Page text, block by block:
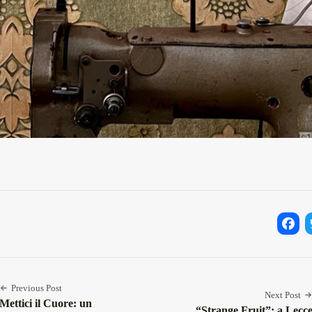
Previous Post
Mettici il Cuore: un
Next Post